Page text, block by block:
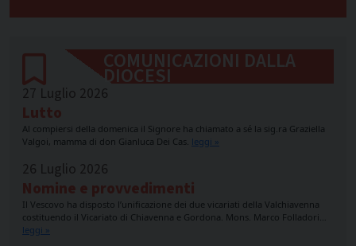
COMUNICAZIONI DALLA
DIOCESI
27 Luglio 2026
Lutto
Al compiersi della domenica il Signore ha chiamato a sé la sig.ra Graziella
Valgoi, mamma di don Gianluca Dei Cas. leggi »
26 Luglio 2026
Nomine e provvedimenti
Il Vescovo ha disposto l’unificazione dei due vicariati della Valchiavenna
costituendo il Vicariato di Chiavenna e Gordona. Mons. Marco Folladori…
leggi »